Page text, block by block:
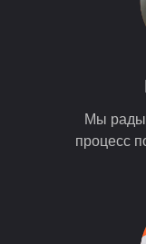
Мы рады
процесс